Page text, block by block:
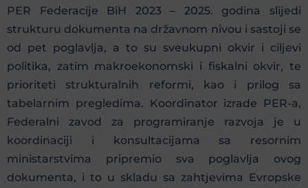
PER Federacije BiH 2023 – 2025. godina slijedi
strukturu dokumenta na državnom nivou i sastoji se
od pet poglavlja, a to su sveukupni okvir i ciljevi
politika, zatim makroekonomski i fiskalni okvir, te
prioriteti strukturalnih reformi, kao i prilog sa
tabelarnim pregledima. Koordinator izrade PER-a,
Federalni zavod za programiranje razvoja je u
koordinaciji i konsultacijama sa resornim
ministarstvima pripremio sva poglavlja ovog
dokumenta, i to u skladu sa zahtjevima Evropske